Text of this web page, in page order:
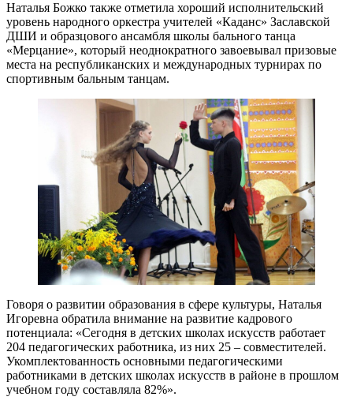
Наталья Божко также отметила хороший исполнительский
уровень народного оркестра учителей «Каданс» Заславской
ДШИ и образцового ансамбля школы бального танца
«Мерцание», который неоднократного завоевывал призовые
места на республиканских и международных турнирах по
спортивным бальным танцам.
Говоря о развитии образования в сфере культуры, Наталья
Игоревна обратила внимание на развитие кадрового
потенциала: «Сегодня в детских школах искусств работает
204 педагогических работника, из них 25 – совместителей.
Укомплектованность основными педагогическими
работниками в детских школах искусств в районе в прошлом
учебном году составляла 82%».